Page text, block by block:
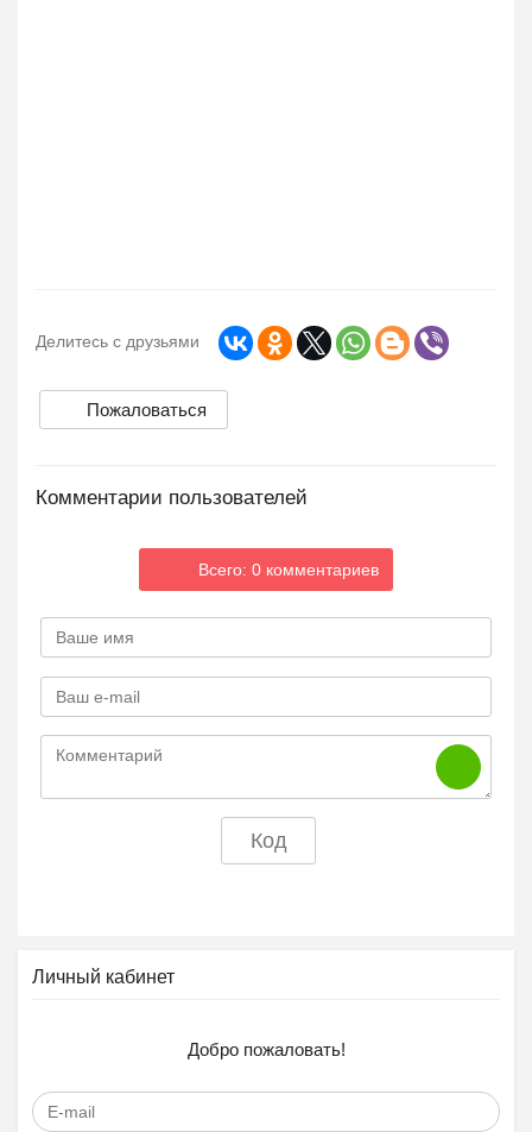
Делитесь с друзьями
Пожаловаться
Комментарии пользователей
Всего: 0 комментариев
Личный кабинет
Добро пожаловать!